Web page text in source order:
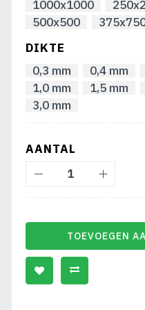
1000x1000
500x500
DIKTE
0,3 mm
0,4 mm
1,0 mm
1,5 mm
3,0 mm
AANTAL
TOEVOEGEN